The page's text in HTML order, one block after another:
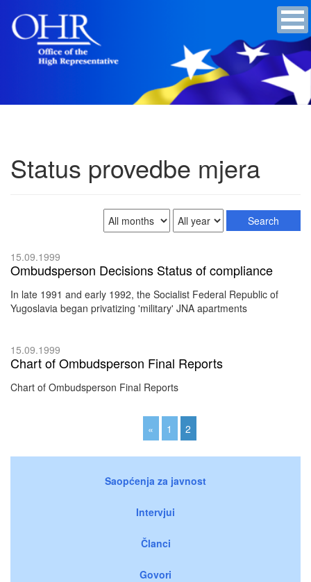
Status provedbe mjera
15.09.1999
Ombudsperson Decisions Status of compliance
In late 1991 and early 1992, the Socialist Federal Republic of
Yugoslavia began privatizing 'military' JNA apartments
15.09.1999
Chart of Ombudsperson Final Reports
Chart of Ombudsperson Final Reports
« 1 2
Saopćenja za javnost
Intervjui
Članci
Govori